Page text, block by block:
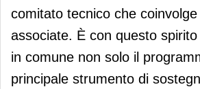
comitato tecnico che
associate. È con questo
in comune non solo il
principale strumento di